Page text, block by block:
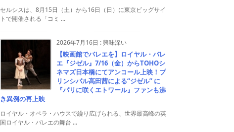
セルシスは、8月15日（土）から16日（日）に東京ビッグサイ
トで開催される「コミ ...
2026年7月16日 :興味深い
【映画館でバレエを】ロイヤル・バレ
エ『ジゼル』7/16（金）からTOHOシ
ネマズ日本橋にてアンコール上映！プ
リンシパル高田茜による“ジゼル” に
『パリに咲くエトワール』ファンも沸
き異例の再上映
ロイヤル・オペラ・ハウスで繰り広げられる、世界最高峰の英
国ロイヤル・バレエの舞台 ...